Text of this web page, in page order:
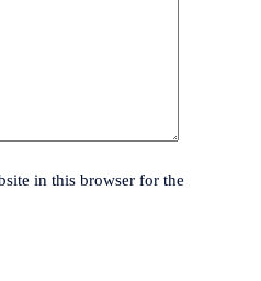
in this browser for the